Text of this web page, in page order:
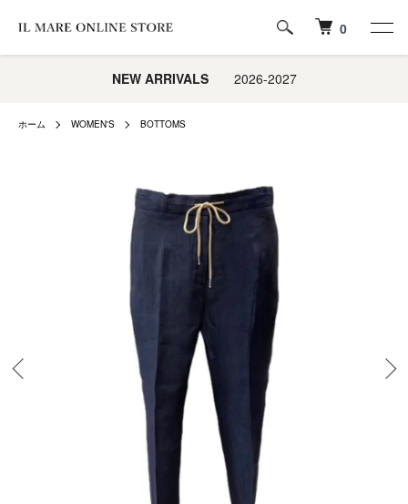
0
NEW ARRIVALS2026-2027
ホーム WOMEN'S BOTTOMS